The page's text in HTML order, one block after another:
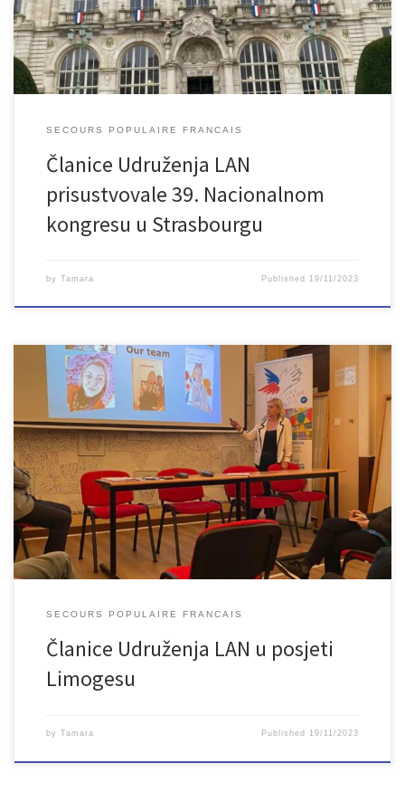
prilikom čestitamo na divnoj organizaciji i zahvaljujemo Secours
populaire na pozivu i radujemo se budućoj suradnji.
SECOURS POPULAIRE FRANCAIS
Članice Udruženja LAN
prisustvovale 39. Nacionalnom
kongresu u Strasbourgu
by Tamara Published 19/11/2023
Članice našeg Udruženja na poziv Secours populaire borave u
Francuskoj od 14. 11. do 20. 11. 2023. godine. U gradu Limogesu
predstavile su rad, ciljeve, djelatnosti i projekte našeg Udruženja.
Također su prisutne upoznale sa ljepotama Bosne i Hercegovine i
našeg grada. Slobodno vrijeme u Limogesu provele su u druženju,
[…]
SECOURS POPULAIRE FRANCAIS
Članice Udruženja LAN u posjeti
Limogesu
by Tamara Published 19/11/2023